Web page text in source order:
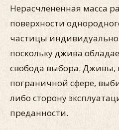
Нерасчлененная масса
поверхности
частицы
поскольку джива
свобода выбора. Дживы,
пограничной сфере,
либо сторону
преданности.